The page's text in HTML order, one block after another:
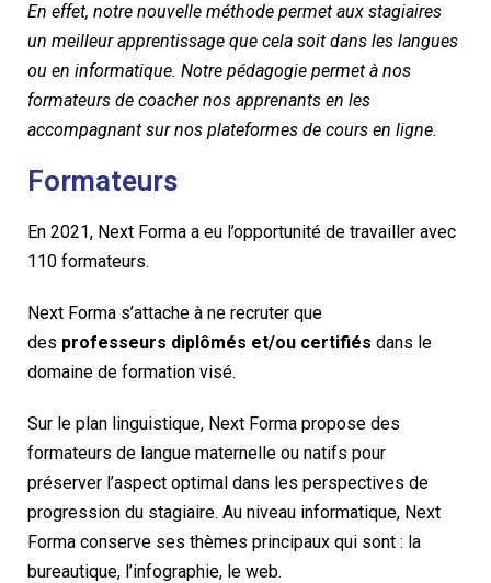
En effet, notre nouvelle méthode permet aux stagiaires
un meilleur apprentissage que cela soit dans les langues
ou en informatique. Notre pédagogie permet à nos
formateurs de coacher nos apprenants en les
accompagnant sur nos plateformes de cours en ligne.
Formateurs
En 2021, Next Forma a eu l’opportunité de travailler avec
110 formateurs.
Next Forma s’attache à ne recruter que
des professeurs diplômés et/ou certifiés dans le
domaine de formation visé.
Sur le plan linguistique, Next Forma propose des
formateurs de langue maternelle ou natifs pour
préserver l’aspect optimal dans les perspectives de
progression du stagiaire. Au niveau informatique, Next
Forma conserve ses thèmes principaux qui sont : la
bureautique, l’infographie, le web.